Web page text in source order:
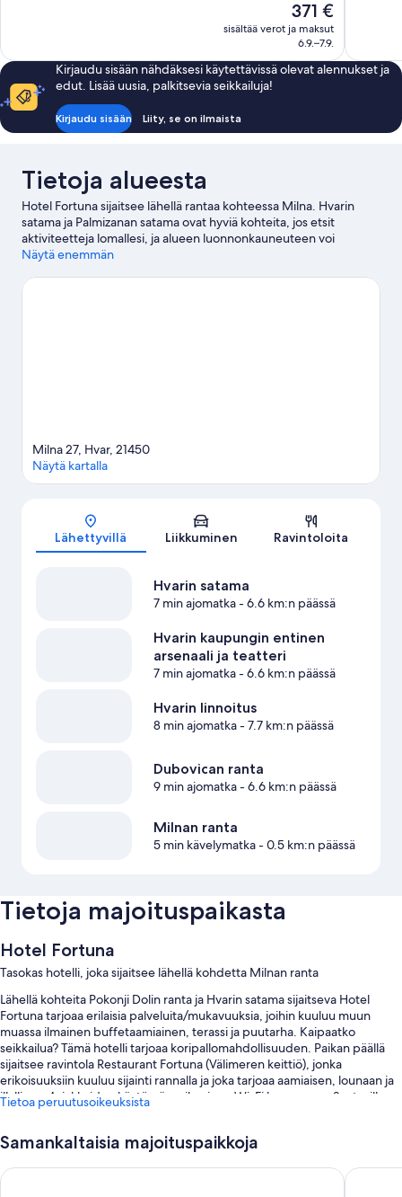
arvostelua
Hinta
on
371 €
371 €
sisältää verot ja maksut
6.9.–7.9.
191
arvostelua
Kirjaudu sisään nähdäksesi käytettävissä olevat alennukset ja
edut. Lisää uusia, palkitsevia seikkailuja!
Kirjaudu sisään Liity, se on ilmaista
Tietoja alueesta
Hotel Fortuna sijaitsee lähellä rantaa kohteessa Milna. Hvarin
satama ja Palmizanan satama ovat hyviä kohteita, jos etsit
aktiviteetteja lomallesi, ja alueen luonnonkauneuteen voi
tutustua kohteissa Milnan ranta ja Dubovican ranta. Hvarin
kaksi muuta paikkaa, joissa kannattaa vierailla. Täällä voit meloa
Näytä enemmän
Kartta
Milna 27, Hvar, 21450
Näytä kartalla
Lähettyvillä Liikkuminen Ravintoloita
Hvarin satama
7 min ajomatka- 6.6 km:n päässä
Hvarin kaupungin entinen
arsenaali ja teatteri
7 min ajomatka- 6.6 km:n päässä
Hvarin linnoitus
8 min ajomatka- 7.7 km:n päässä
Dubovican ranta
9 min ajomatka- 6.6 km:n päässä
Milnan ranta
5 min kävelymatka- 0.5 km:n päässä
Tietoja majoituspaikasta
Hotel Fortuna
Tasokas hotelli, joka sijaitsee lähellä kohdetta Milnan ranta
Lähellä kohteita Pokonji Dolin ranta ja Hvarin satama sijaitseva Hotel
Fortuna tarjoaa erilaisia palveluita/mukavuuksia, joihin kuuluu muun
muassa ilmainen buffetaamiainen, terassi ja puutarha. Kaipaatko
seikkailua? Tämä hotelli tarjoaa koripallomahdollisuuden. Paikan päällä
sijaitsee ravintola Restaurant Fortuna (Välimeren keittiö), jonka
erikoisuuksiin kuuluu sijainti rannalla ja joka tarjoaa aamiaisen, lounaan ja
illallisen. Asiakkaiden käytössä on ilmainen Wi-Fi huoneessa. Saatavilla
oleviin palveluihin/mukavuuksiin kuuluu myös leikkikenttä ja
Lisäksi asiakkailla on käytössään nämä edut:
Kauden mukainen ulkouima-allas sekä aurinkotuolit ja aurinkovarjot
Tietoa peruutusoikeuksista
Samankaltaisia majoituspaikkoja
Amfora Hvar Grand Beach Resort